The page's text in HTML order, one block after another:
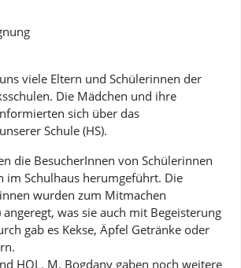
viele Eltern und Schülerinnen der
Die Mädchen und ihre
sich über das
Schule (HS).
die BesucherInnen von Schülerinnen
im Schulhaus herumgeführt. Die
wurden zum Mitmachen
was sie auch mit Begeisterung
gab es Kekse, Äpfel Getränke oder
HOL. M. Bogdany gaben noch weitere